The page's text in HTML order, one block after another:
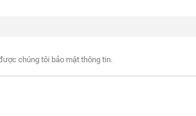
chúng tôi bảo mật thông tin.